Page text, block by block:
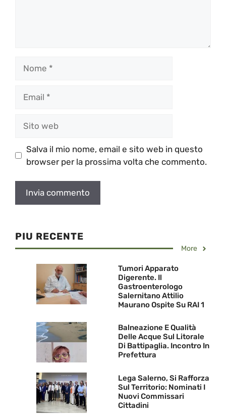
web
Salva il mio nome, email e sito web in questo
browser per la prossima volta che commento.
PIU RECENTE
More
Tumori Apparato
Digerente. Il
Gastroenterologo
Salernitano Attilio
Maurano Ospite Su RAI 1
Balneazione E Qualità
Delle Acque Sul Litorale
Di Battipaglia. Incontro In
Prefettura
Lega Salerno, Si Rafforza
Sul Territorio: Nominati I
Nuovi Commissari
Cittadini